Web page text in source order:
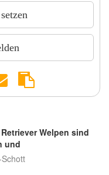
Welpen sind
und